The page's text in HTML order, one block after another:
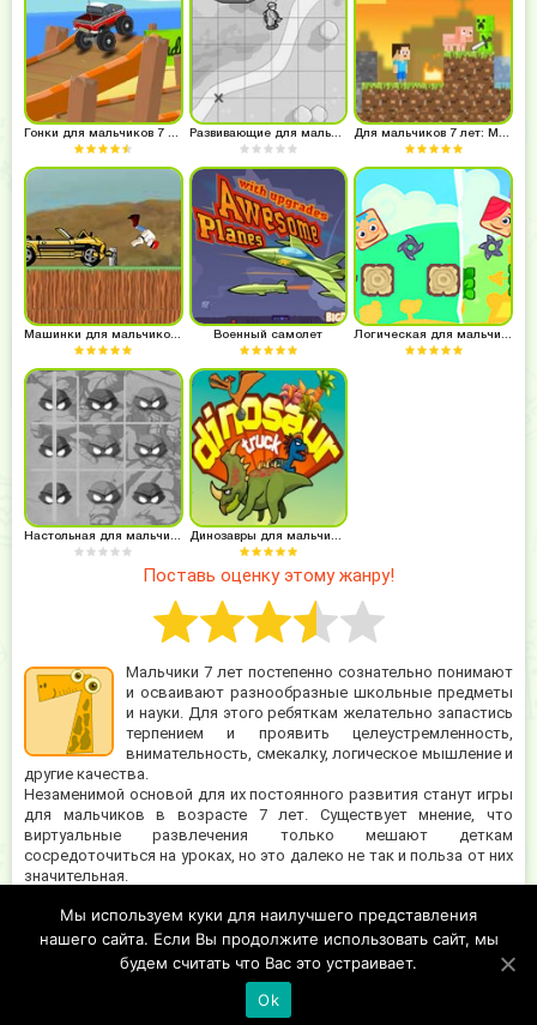
Мальчики 7 лет постепенно сознательно понимают
и осваивают разнообразные школьные предметы
и науки. Для этого ребяткам желательно запастись
терпением и проявить целеустремленность,
внимательность, смекалку, логическое мышление и
другие качества.
Незаменимой основой для их постоянного развития станут игры
для мальчиков в возрасте 7 лет. Существует мнение, что
виртуальные развлечения только мешают деткам
сосредоточиться на уроках, но это далеко не так и польза от них
значительная.
Поставь оценку этому жанру!
Гонки для мальчиков 7 лет Развивающие для мальчиков 7 лет Для мальчиков 7 лет: Майнкрафт
Машинки для мальчиков 7 лет Военный самолет Логическая для мальчиков 7 лет
Развернуть
Мы используем куки для наилучшего представления
нашего сайта. Если Вы продолжите использовать сайт, мы
будем считать что Вас это устраивает.
Ok